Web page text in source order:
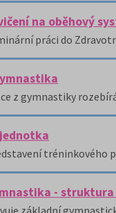
na oběhový
práci do
z gymnastiky
tréninkového
- struktura
základní